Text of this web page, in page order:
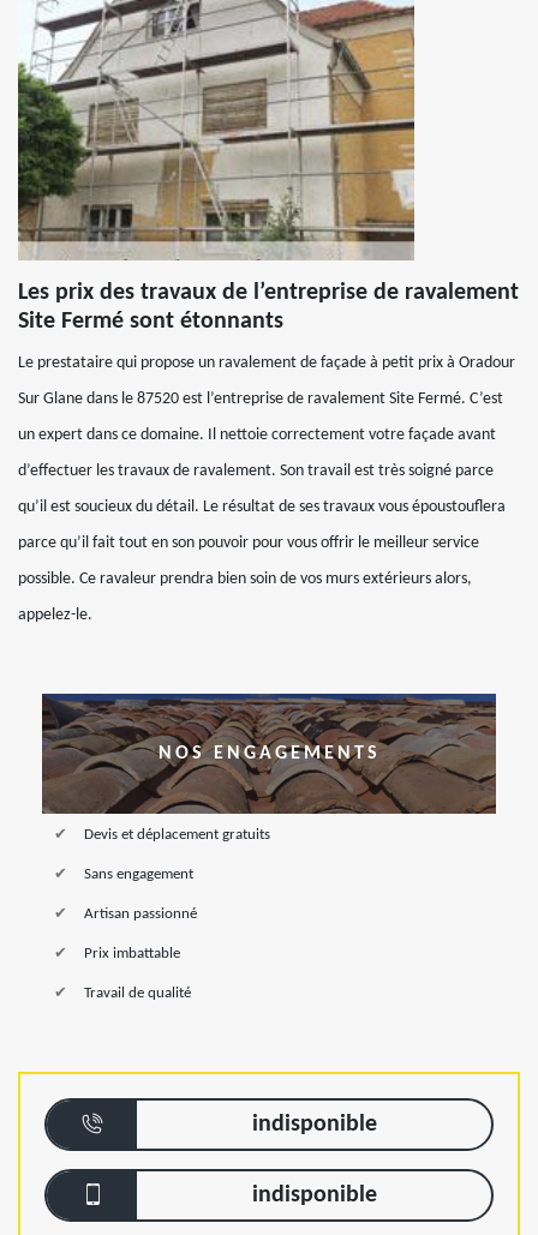
Les prix des travaux de l’entreprise de ravalement
Site Fermé sont étonnants
Le prestataire qui propose un ravalement de façade à petit prix à Oradour
Sur Glane dans le 87520 est l’entreprise de ravalement Site Fermé. C’est
un expert dans ce domaine. Il nettoie correctement votre façade avant
d’effectuer les travaux de ravalement. Son travail est très soigné parce
qu’il est soucieux du détail. Le résultat de ses travaux vous époustouflera
parce qu’il fait tout en son pouvoir pour vous offrir le meilleur service
possible. Ce ravaleur prendra bien soin de vos murs extérieurs alors,
appelez-le.
NOS ENGAGEMENTS
Devis et déplacement gratuits
Sans engagement
Artisan passionné
Prix imbattable
Travail de qualité
indisponible
indisponible